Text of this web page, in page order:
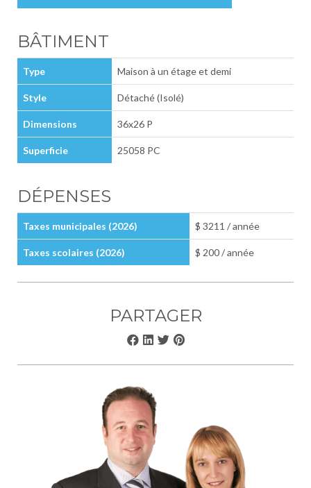
BÂTIMENT
Type Maison à un étage et demi
Style Détaché (Isolé)
Dimensions 36x26 P
Superficie 25058 PC
DÉPENSES
Taxes municipales (2026) $ 3211 / année
Taxes scolaires (2026) $ 200 / année
PARTAGER